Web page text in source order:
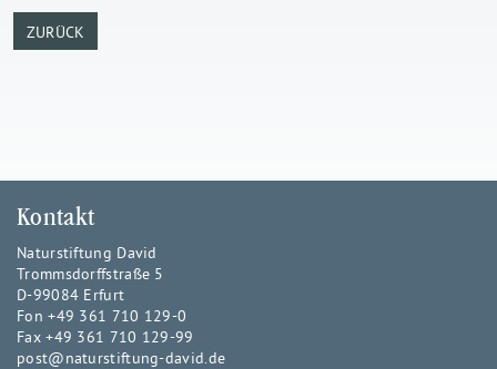
ZURÜCK
Kontakt
Naturstiftung David
Trommsdorffstraße 5
D-99084 Erfurt
Fon +49 361 710 129-0
Fax +49 361 710 129-99
post@naturstiftung-david.de